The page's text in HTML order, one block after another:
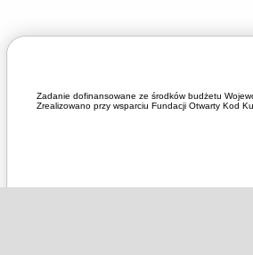
Zadanie dofinansowane ze środków budżetu
Zrealizowano przy wsparciu Fundacji Otwarty Kod